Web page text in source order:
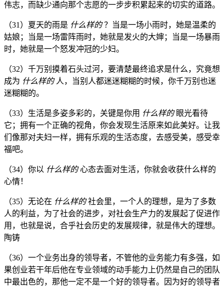
伟志，而缺少通向那个志愿的一步步积累起来的切实的道路。
（31）夏天的雨是 什么样的？当是一场小雨时，她是温柔的
姑娘；当是一场雷阵雨时，她就是发火的大婶；当是一场暴雨
时，她就是一个怒发冲冠的少妇。
（32）千万别摸着石头过河，要清楚最终追求是什么，究竟想
成为 什么样的 人，当别人都迷迷糊糊的时候，你千万别也迷
迷糊糊的。
（33）生活是多姿多彩的，关键是你用 什么样的 眼光看待
它；拥有一个正确的视角，你会发现生活原来如此美好。让我
们像那对夫妇一样，拥有乐观的生活态度，去感受美，感受幸
福吧。
（34）你以 什么样的心态去面对生活，你就会收获什么样的
心情！
（35）无论在 什么样的社会里，一个人的理想，是为了多数
人的利益，为了社会的进步，对社会生产力的发展起了促进作
用，也就是说，合乎社会历史的发展规律，就是伟大的理想。
陶铸
（36）一个业务出身的领导者，不管他的业务能力有多强，如
果创业若干年后他在专业领域的动手能力上仍然是自己的团队
中最出色的，那他一定不是一个好的领导者。因为好的领导者